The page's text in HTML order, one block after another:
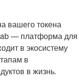
вашего токена
— платформа для
в экосистему
в
в жизнь.